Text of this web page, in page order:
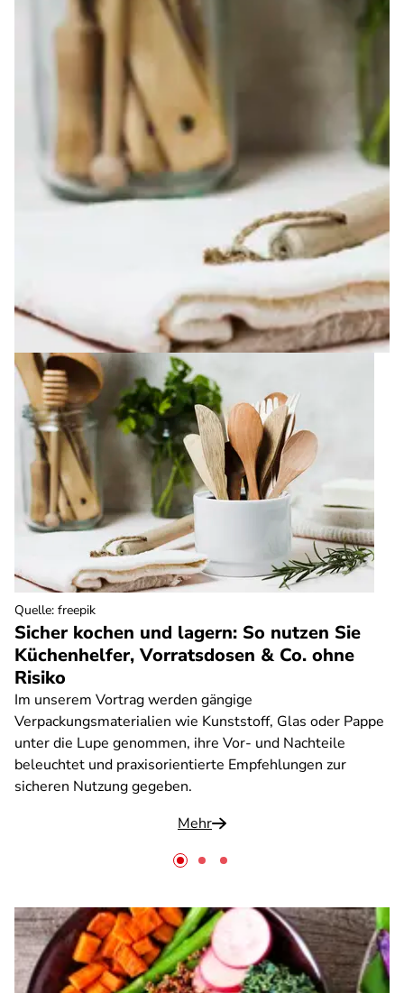
Sicher kochen und lagern: So nutzen Sie
Küchenhelfer, Vorratsdosen & Co. ohne
Risiko
Im unserem Vortrag werden gängige
Verpackungsmaterialien wie Kunststoff, Glas oder Pappe
unter die Lupe genommen, ihre Vor- und Nachteile
beleuchtet und praxisorientierte Empfehlungen zur
sicheren Nutzung gegeben.
Mehr
Quelle: freepik